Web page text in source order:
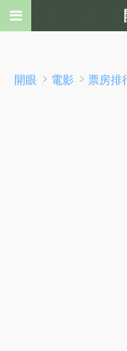
開眼 ﹥ 電影 ﹥ 票房排